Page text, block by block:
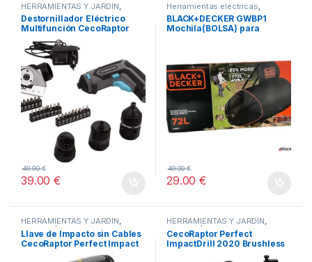
HERRAMIENTAS Y JARDÍN
STORE CECOTEC -
DISTRIBUIDOR OFICIAL
,
TODOS
Destornillador Eléctrico
Multifunción CecoRaptor
Perfect MultiWork 360 Ultra
39.00€
49.90€
Herramientas eléctricas
HERRAMIENTAS Y JARDÍN,
TODOS
BLACK+DECKER GWBP1
Mochila(BOLSA) para
29.00€
49.00€
HERRAMIENTAS Y JARDÍN,
HOGAR
,
STORE CECOTEC -
DISTRIBUIDOR OFICIAL
,
TODOS
Llave de Impacto sin Cables
CecoRaptor Perfect Impact
2020 Ultra CECOTEC
HERRAMIENTAS Y JARDÍN,
HOGAR
,
STORE CECOTEC -
DISTRIBUIDOR OFICIAL
TODOS
CecoRaptor Perfect
ImpactDrill 2020 Brushless